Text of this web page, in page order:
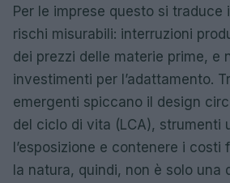
Per le imprese questo si
rischi misurabili: interruzioni
dei prezzi delle materie prime, e
investimenti per l’adattamento.
emergenti spiccano il design
del ciclo di vita (LCA), strumenti
l’esposizione e contenere i costi
la natura, quindi, non è solo una